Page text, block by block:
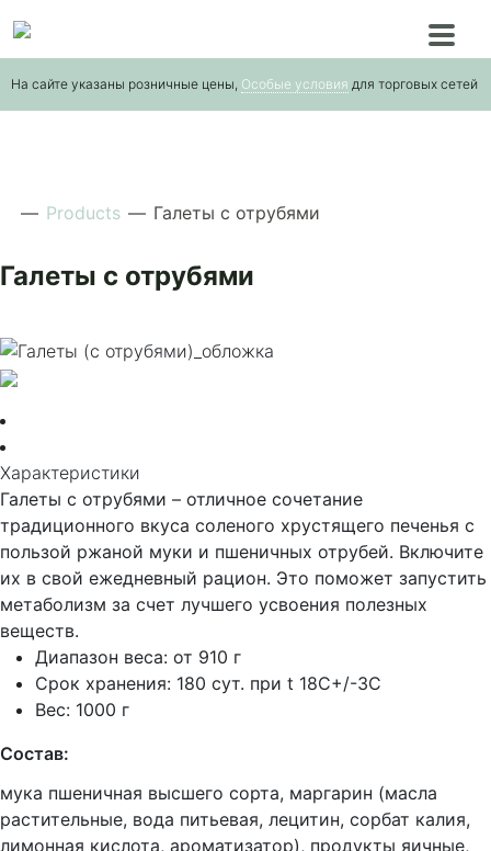
to
the
content
На сайте указаны розничные цены, Особые условия для торговых сетей
— Products — Галеты с отрубями
Галеты с отрубями
Характеристики
Галеты с отрубями – отличное сочетание
традиционного вкуса соленого хрустящего печенья с
пользой ржаной муки и пшеничных отрубей. Включите
их в свой ежедневный рацион. Это поможет запустить
метаболизм за счет лучшего усвоения полезных
веществ.
Диапазон веса: от 910 г
Срок хранения: 180 сут. при t 18C+/-3C
Вес: 1000 г
Состав:
мука пшеничная высшего сорта, маргарин (масла
растительные, вода питьевая, лецитин, сорбат калия,
лимонная кислота, ароматизатор), продукты яичные,